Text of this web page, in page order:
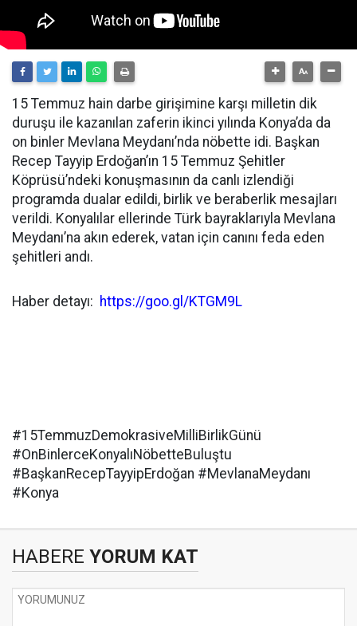
15 Temmuz hain darbe girişimine karşı milletin dik
duruşu ile kazanılan zaferin ikinci yılında Konya’da da
on binler Mevlana Meydanı’nda nöbette idi. Başkan
Recep Tayyip Erdoğan’ın 15 Temmuz Şehitler
Köprüsü’ndeki konuşmasının da canlı izlendiği
programda dualar edildi, birlik ve beraberlik mesajları
verildi. Konyalılar ellerinde Türk bayraklarıyla Mevlana
Meydanı’na akın ederek, vatan için canını feda eden
şehitleri andı.
Haber detayı: https://goo.gl/KTGM9L
#15TemmuzDemokrasiveMilliBirlikGünü
#OnBinlerceKonyalıNöbetteBuluştu
#BaşkanRecepTayyipErdoğan #MevlanaMeydanı
#Konya
HABERE YORUM KAT